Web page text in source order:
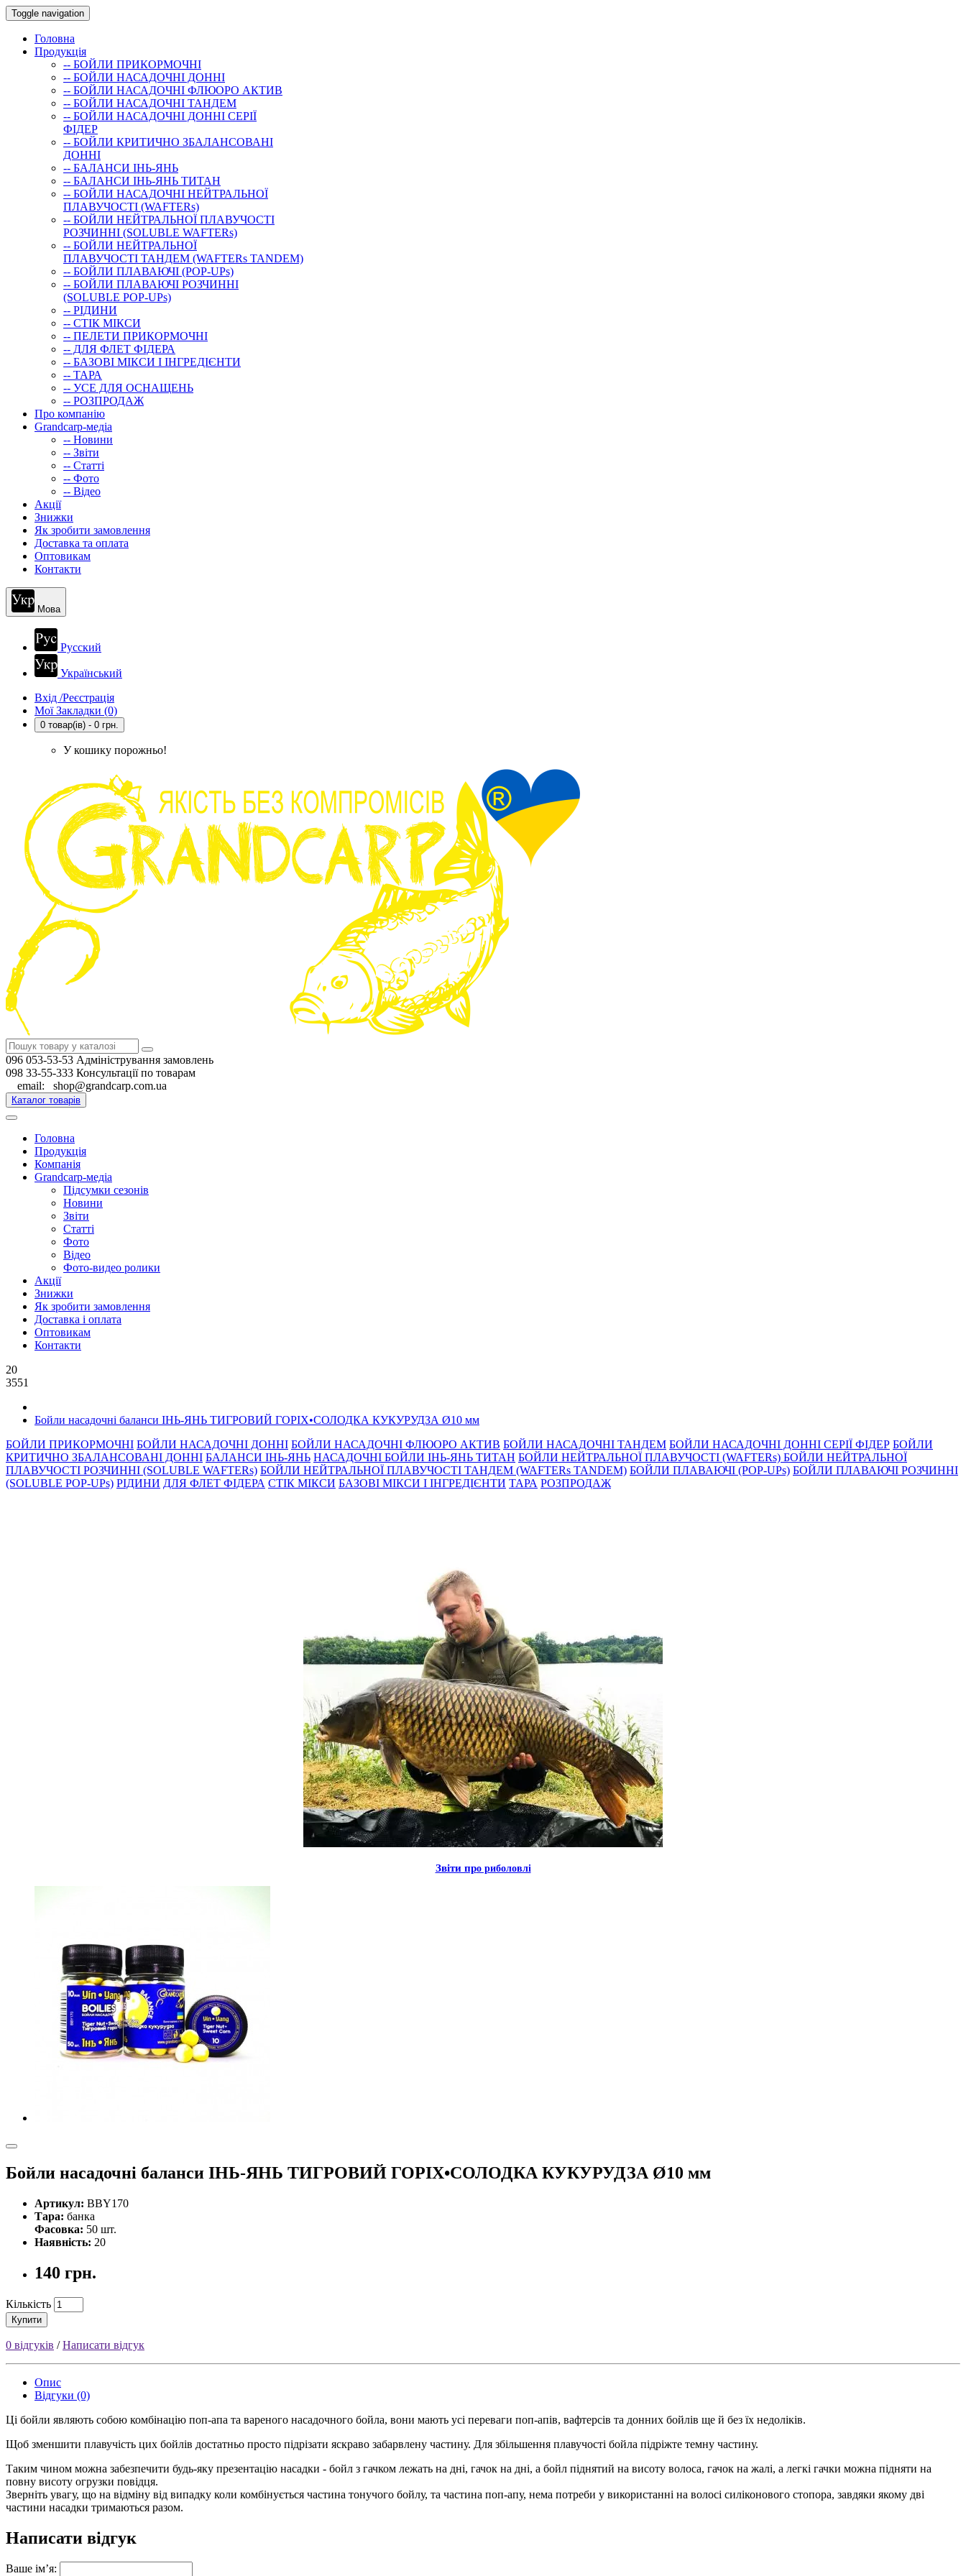
Toggle navigation
Головна
Продукція
-- БОЙЛИ ПРИКОРМОЧНI
-- БОЙЛИ НАСАДОЧНI ДОННI
-- БОЙЛИ НАСАДОЧНІ ФЛЮОРО АКТИВ
-- БОЙЛИ НАСАДОЧНІ ТАНДЕМ
-- БОЙЛИ НАСАДОЧНI ДОННI СЕРIÏ
ФIДЕР
-- БОЙЛИ КРИТИЧНО ЗБАЛАНСОВАНІ
ДОННІ
-- БАЛАНСИ ІНЬ-ЯНЬ
-- БАЛАНСИ ІНЬ-ЯНЬ ТИТАН
-- БОЙЛИ НАСАДОЧНI НЕЙТРАЛЬНОÏ
ПЛАВУЧОСТI (WAFTERs)
-- БОЙЛИ НЕЙТРАЛЬНОЇ ПЛАВУЧОСТІ
РОЗЧИННІ (SOLUBLE WAFTERs)
-- БОЙЛИ НЕЙТРАЛЬНОЇ
ПЛАВУЧОСТІ ТАНДЕМ (WAFTERs TANDEM)
-- БОЙЛИ ПЛАВАЮЧІ (POP-UPs)
-- БОЙЛИ ПЛАВАЮЧI РОЗЧИННI
(SOLUBLE POP-UPs)
-- РIДИНИ
-- СТIК МIКСИ
-- ПЕЛЕТИ ПРИКОРМОЧНІ
-- ДЛЯ ФЛЕТ ФІДЕРА
-- БАЗОВІ МІКСИ І ІНГРЕДІЄНТИ
-- ТАРА
-- УСЕ ДЛЯ ОСНАЩЕНЬ
-- РОЗПРОДАЖ
Про компанію
Grandcarp-медіа
-- Новини
-- Звіти
-- Статті
-- Фото
-- Відео
Акції
Знижки
Як зробити замовлення
Доставка та оплата
Оптовикам
Контакти
Мова
Русский
Український
Вхід /Реєстрація
Мої Закладки (0)
0 товар(ів) - 0 грн.
У кошику порожньо!
096 053-53-53 Адміністрування замовлень
098 33-55-333 Консультації по товарам
email: shop@grandcarp.com.ua
Каталог товарів
Головна
Продукція
Компанія
Grandcarp-медіа
Підсумки сезонів
Новини
Звіти
Статті
Фото
Відео
Фото-видео ролики
Акції
Знижки
Як зробити замовлення
Доставка і оплата
Оптовикам
Контакти
20
3551
Бойли насадочні баланси ІНЬ-ЯНЬ ТИГРОВИЙ ГОРІХ•СОЛОДКА КУКУРУДЗА Ø10 мм
БОЙЛИ ПРИКОРМОЧНI БОЙЛИ НАСАДОЧНI ДОННI БОЙЛИ НАСАДОЧНІ ФЛЮОРО АКТИВ БОЙЛИ НАСАДОЧНІ ТАНДЕМ БОЙЛИ НАСАДОЧНI ДОННI СЕРIÏ ФIДЕР БОЙЛИ
КРИТИЧНО ЗБАЛАНСОВАНІ ДОННІ БАЛАНСИ ІНЬ-ЯНЬ НАСАДОЧНІ БОЙЛИ ІНЬ-ЯНЬ ТИТАН БОЙЛИ НЕЙТРАЛЬНОÏ ПЛАВУЧОСТI (WAFTERs) БОЙЛИ НЕЙТРАЛЬНОЇ
ПЛАВУЧОСТІ РОЗЧИННІ (SOLUBLE WAFTERs) БОЙЛИ НЕЙТРАЛЬНОЇ ПЛАВУЧОСТІ ТАНДЕМ (WAFTERs TANDEM) БОЙЛИ ПЛАВАЮЧІ (POP-UPs) БОЙЛИ ПЛАВАЮЧI РОЗЧИННI
(SOLUBLE POP-UPs) РIДИНИ ДЛЯ ФЛЕТ ФІДЕРА СТIК МIКСИ БАЗОВІ МІКСИ І ІНГРЕДІЄНТИ ТАРА РОЗПРОДАЖ
Звiти про риболовлi
Бойли насадочні баланси ІНЬ-ЯНЬ ТИГРОВИЙ ГОРІХ•СОЛОДКА КУКУРУДЗА Ø10 мм
Артикул: BBY170
Тара: банка
Фасовка: 50 шт.
Наявність: 20
140 грн.
Кількість
Купити
0 відгуків /Написати відгук
Опис
Відгуки (0)
Ці бойли являють собою комбінацію поп-апа та вареного насадочного бойла, вони мають усі переваги поп-апів, вафтерсів та донних бойлів ще й без їх недоліків.
Щоб зменшити плавучість цих бойлів достатньо просто підрізати яскраво забарвлену частину. Для збільшення плавучості бойла підріжте темну частину.
Таким чином можна забезпечити будь-яку презентацію насадки - бойл з гачком лежать на дні, гачок на дні, а бойл піднятий на висоту волоса, гачок на жалі, а легкі гачки можна підняти на
повну висоту огрузки повідця.
Зверніть увагу, що на відміну від випадку коли комбінується частина тонучого бойлу, та частина поп-апу, нема потреби у використанні на волосі силіконового стопора, завдяки якому дві
частини насадки тримаються разом.
Написати відгук
Ваше ім’я: